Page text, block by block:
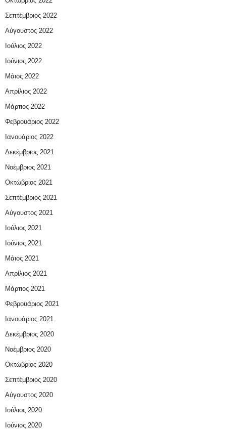
Σεπτέμβριος 2022
Αύγουστος 2022
Ιούλιος 2022
Ιούνιος 2022
Μάιος 2022
Απρίλιος 2022
Μάρτιος 2022
Φεβρουάριος 2022
Ιανουάριος 2022
Δεκέμβριος 2021
Νοέμβριος 2021
Οκτώβριος 2021
Σεπτέμβριος 2021
Αύγουστος 2021
Ιούλιος 2021
Ιούνιος 2021
Μάιος 2021
Απρίλιος 2021
Μάρτιος 2021
Φεβρουάριος 2021
Ιανουάριος 2021
Δεκέμβριος 2020
Νοέμβριος 2020
Οκτώβριος 2020
Σεπτέμβριος 2020
Αύγουστος 2020
Ιούλιος 2020
Ιούνιος 2020